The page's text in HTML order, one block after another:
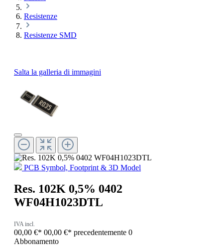
Resistenze
Resistenze SMD
Salta la galleria di immagini
PCB Symbol, Footprint & 3D Model
Res. 102K 0,5% 0402
WF04H1023DTL
IVA incl.
00,00 €* 00,00 €* precedentemente 0
Abbonamento